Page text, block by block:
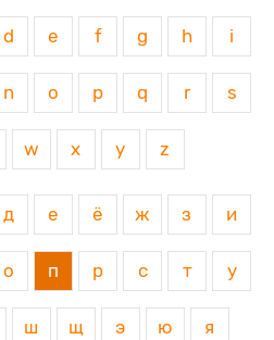
d e f g h i
n o p q r s
w x y z
д е ё ж з и
о п р с т у
ш щ э ю я